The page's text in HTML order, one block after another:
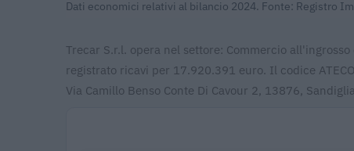
Dati economici relativi al bilancio 2024. Fonte: Registro
Trecar S.r.l. opera nel settore: Commercio
registrato ricavi per 17.920.391 euro. Il codice
Via Camillo Benso Conte Di Cavour 2, 13876,